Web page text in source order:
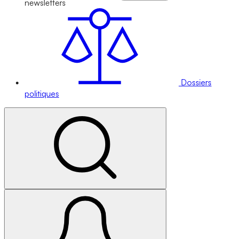
newsletters
Dossiers
politiques